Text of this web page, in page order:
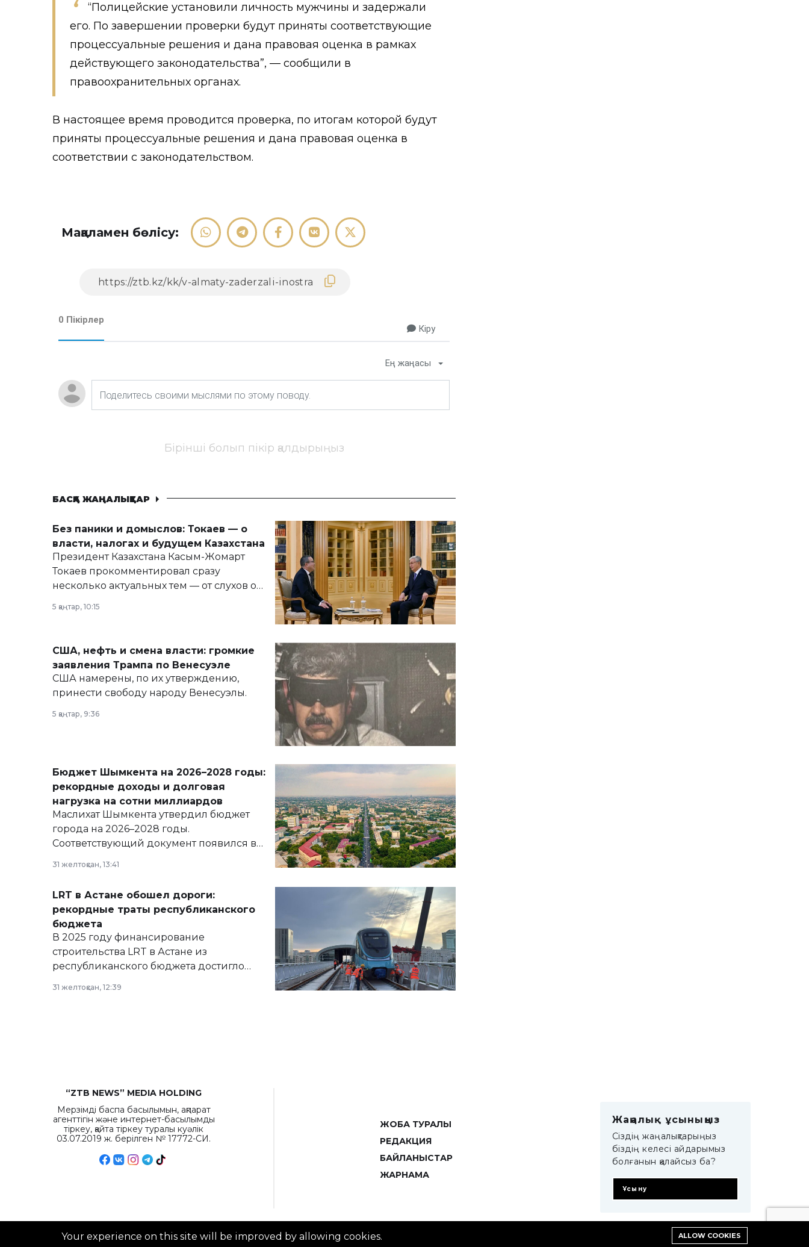
“Полицейские установили личность мужчины и задержали
его. По завершении проверки будут приняты соответствующие
процессуальные решения и дана правовая оценка в рамках
действующего законодательства”, — сообщили в
правоохранительных органах.
В настоящее время проводится проверка, по итогам которой будут
приняты процессуальные решения и дана правовая оценка в
соответствии с законодательством.
Мақаламен бөлісу:
0 Пікірлер
Кіру
Ең жаңасы
Бірінші болып пікір қалдырыңыз
БАСҚА ЖАҢАЛЫҚТАР
Без паники и домыслов: Токаев — о
власти, налогах и будущем Казахстана
Президент Казахстана Касым-Жомарт
Токаев прокомментировал сразу
несколько актуальных тем — от слухов о
армии, экономики и личного здоровья.
5 қаңтар, 10:15
США, нефть и смена власти: громкие
заявления Трампа по Венесуэле
США намерены, по их утверждению,
принести свободу народу Венесуэлы.
5 қаңтар, 9:36
Бюджет Шымкента на 2026–2028 годы:
рекордные доходы и долговая
нагрузка на сотни миллиардов
Маслихат Шымкента утвердил бюджет
города на 2026–2028 годы.
Соответствующий документ появился в
сайте маслихат города.
31 желтоқсан, 13:41
LRT в Астане обошел дороги:
рекордные траты республиканского
бюджета
В 2025 году финансирование
строительства LRT в Астане из
республиканского бюджета достигло
31 желтоқсан, 12:39
“ZTB NEWS” MEDIA HOLDING
Мерзімді баспа басылымын, ақпарат
агенттігін және интернет-басылымды
тіркеу, қайта тіркеу туралы куәлік
03.07.2019 ж. берілген № 17772-СИ.
ЖОБА ТУРАЛЫ
РЕДАКЦИЯ
БАЙЛАНЫСТАР
ЖАРНАМА
Жаңалық ұсыныңыз
Сіздің жаңалықтарыңыз
біздің келесі айдарымыз
болғанын қалайсыз ба?
Ұсыну
Your experience on this site will be improved by allowing cookies. ALLOW COOKIES